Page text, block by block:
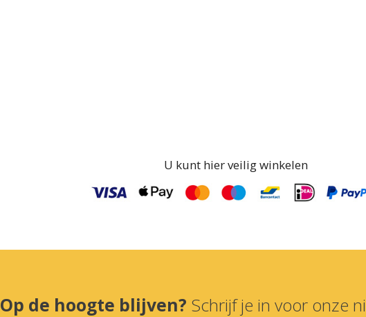
U kunt hier veilig winkelen
Op de hoogte blijven? Schrijf je in voor onze